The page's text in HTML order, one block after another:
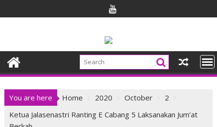
to
You are here Home 2020 October
2
Ketua Jalasenastri Ranting E Cabang 5 Laksanakan Jum’at